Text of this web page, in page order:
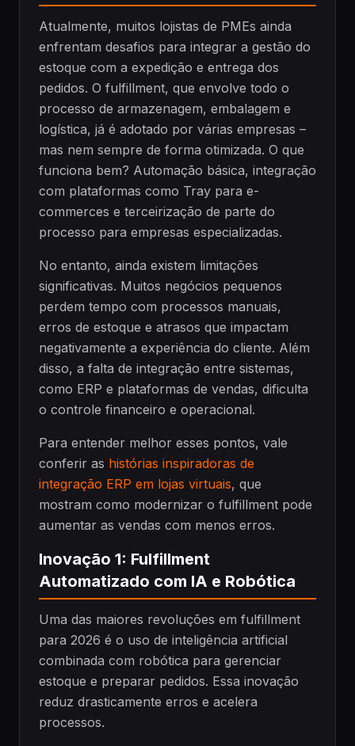
Atualmente, muitos lojistas de PMEs ainda
enfrentam desafios para integrar a gestão do
estoque com a expedição e entrega dos
pedidos. O fulfillment, que envolve todo o
processo de armazenagem, embalagem e
logística, já é adotado por várias empresas –
mas nem sempre de forma otimizada. O que
funciona bem? Automação básica, integração
com plataformas como Tray para e-
commerces e terceirização de parte do
processo para empresas especializadas.
No entanto, ainda existem limitações
significativas. Muitos negócios pequenos
perdem tempo com processos manuais,
erros de estoque e atrasos que impactam
negativamente a experiência do cliente. Além
disso, a falta de integração entre sistemas,
como ERP e plataformas de vendas, dificulta
o controle financeiro e operacional.
Para entender melhor esses pontos, vale
conferir as histórias inspiradoras de
integração ERP em lojas virtuais, que
mostram como modernizar o fulfillment pode
aumentar as vendas com menos erros.
Inovação 1: Fulfillment
Automatizado com IA e Robótica
Uma das maiores revoluções em fulfillment
para 2026 é o uso de inteligência artificial
combinada com robótica para gerenciar
estoque e preparar pedidos. Essa inovação
reduz drasticamente erros e acelera
processos.